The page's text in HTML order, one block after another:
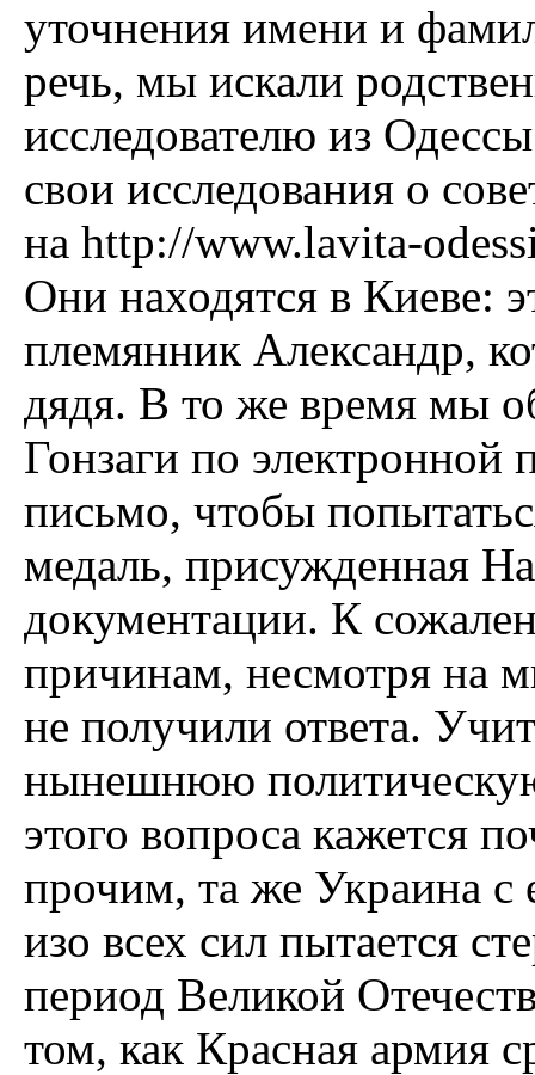
уточнения имени и
речь, мы искали
исследователю из
свои исследования о
на http://www.lavita-
Они находятся в Киеве:
племянник Александр,
дядя. В то же время мы
Гонзаги по электронной
письмо, чтобы
медаль, присужденная
документации. К
причинам, несмотря на
не получили ответа.
нынешнюю
этого вопроса кажется
прочим, та же Украина
изо всех сил пытается
период Великой
том, как Красная армия